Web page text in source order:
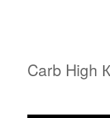
Carb High